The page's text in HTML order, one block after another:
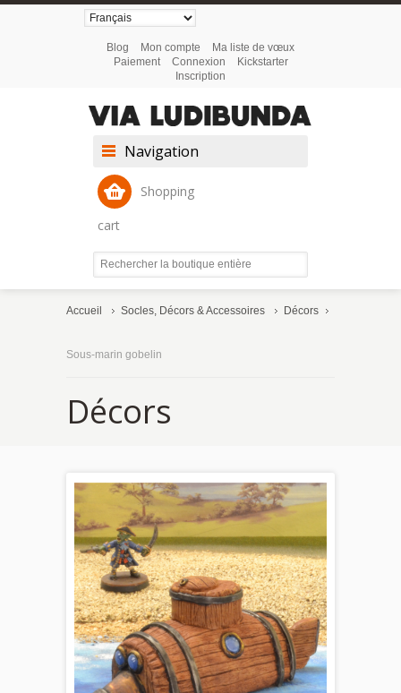
Blog Mon compte
Ma liste de vœux
Paiement
Connexion
Kickstarter
Inscription
Navigation
Shopping
cart
Accueil Socles, Décors & Accessoires Décors
Sous-marin gobelin
Décors